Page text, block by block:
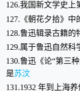
126.我国新文学史上
127.《朝花夕拾》中
128.鲁迅辑录古籍的
129.属于鲁迅自然科
130.鲁迅《论“第三
是苏汶
131.1932 年到上海